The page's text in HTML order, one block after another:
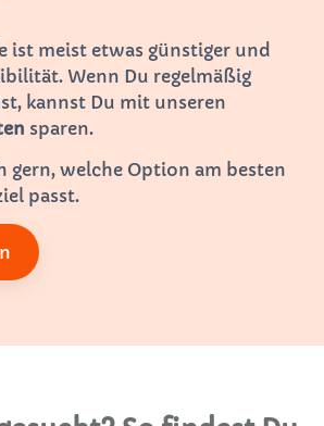
ist meist etwas günstiger und
Wenn Du regelmäßig
kannst Du mit unseren
sparen.
gern, welche Option am besten
passt.